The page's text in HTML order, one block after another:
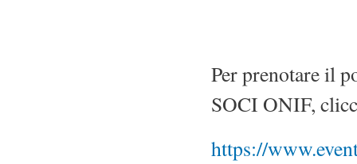
Per prenotare il
SOCI ONIF,
https://